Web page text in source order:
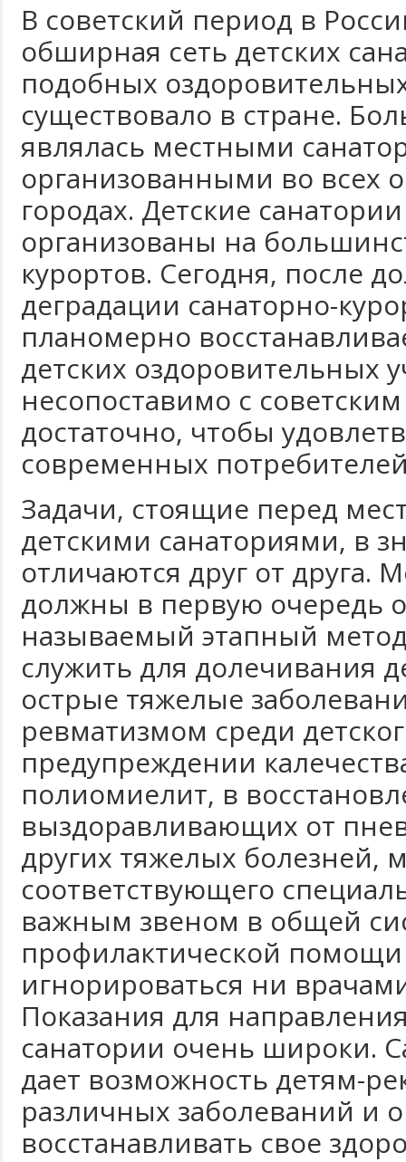
В советский период в
обширная сеть детских
подобных
существовало в стране.
являлась местными
организованными во всех
городах. Детские
организованы на
курортов. Сегодня, после
деградации санаторно-
планомерно
детских оздоровительных
несопоставимо с
достаточно, чтобы
современных
Задачи, стоящие перед
детскими санаториями, в
отличаются друг от друга.
должны в первую очередь
называемый этапный
служить для долечивания
острые тяжелые
ревматизмом среди
предупреждении
полиомиелит, в
выздоравливающих от
других тяжелых болезней,
соответствующего
важным звеном в общей
профилактической
игнорироваться ни
Показания для
санатории очень широки.
дает возможность детям-
различных заболеваний и
восстанавливать свое